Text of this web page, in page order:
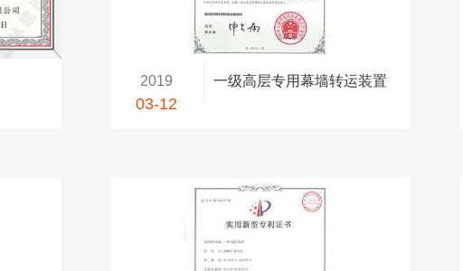
2019
03-12
一级高层专用幕墙转运装置